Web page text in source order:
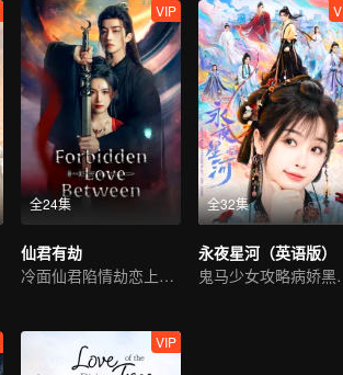
全24集
VIP
仙君有劫
冷面仙君陷情劫恋上魔女
全32集
永夜星河（英语版）
鬼马
VIP